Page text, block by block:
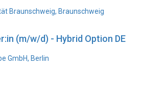
Braunschweig, Braunschweig
(m/w/d) - Hybrid Option DE
GmbH, Berlin